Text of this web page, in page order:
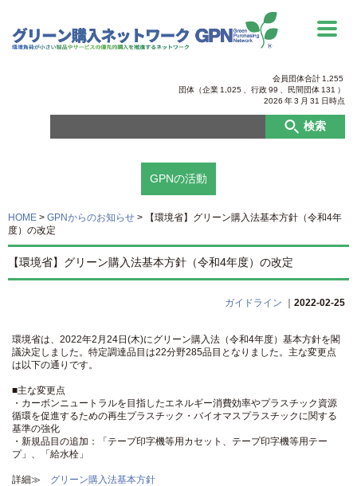
会員団体合計 1,255
団体（企業 1,025 、行政99 民間団体 131 ）
2026 年3 月 31 日時点
検索
GPNの活動
HOME > GPNからのお知らせ >
【環境省】グリーン購入法基本方針（令和4年
度）の改定
【環境省】グリーン購入法基本方針（令和4年度）の改定
ガイドライン ｜ 2022-02-25
環境省は、2022年2月24日(木)にグリーン購入法（令和4年度）基本方針を閣
議決定しました。特定調達品目は22分野285品目となりました。主な変更点
は以下の通りです。
■主な変更点
・カーボンニュートラルを目指したエネルギー消費効率やプラスチック資源
循環を促進するための再生プラスチック・バイオマスプラスチックに関する
基準の強化
・新規品目の追加：「テープ印字機等用カセット、テープ印字機等用テー
プ」、「給水栓」
詳細≫ グリーン購入法基本方針